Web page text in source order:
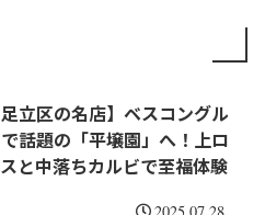
足立区の名店】ベスコングル
話題の「平壌園」へ！上ロ
と中落ちカルビで至福体験